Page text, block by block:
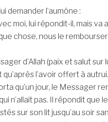
demander l’aumône :
moi, lui répondit-il, mais
chose, nous le
d’Allah (paix et salut sur
l’avoir offert à
qu’un jour, le Messager
n’allait pas. Il répondit que
sur son lit jusqu’au soir